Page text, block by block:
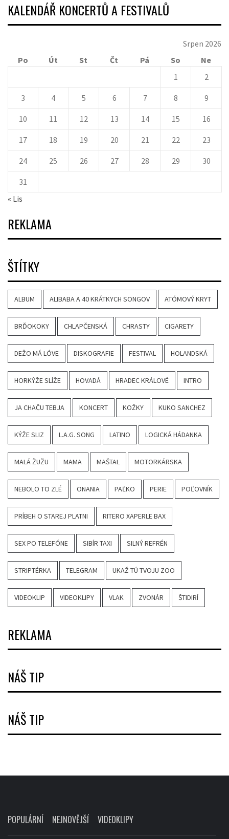
KALENDÁŘ KONCERTŮ A FESTIVALŮ
Srpen 2026
Po
Út St Čt Pá So
Ne
1
2
3 4 5 6 7 8 9
10 11 12 13 14 15 16
17 18 19 20 21 22 23
24 25 26 27 28 29 30
31
« Lis
REKLAMA
ŠTÍTKY
ALBUM ALIBABA A 40 KRÁTKYCH SONGOV ATÓMOVÝ KRYT
BRĎOKOKY CHLAPČENSKÁ CHRASTY CIGARETY
DEŽO MÁ LÓVE DISKOGRAFIE FESTIVAL HOLANDSKÁ
HORKÝŽE SLÍŽE HOVADÁ HRADEC KRÁLOVÉ INTRO
JA CHAČU TEBJA KONCERT KOŽKY KUKO SANCHEZ
KÝŽE SLIZ L.A.G. SONG LATINO LOGICKÁ HÁDANKA
MALÁ ŽUŽU MAMA MAŠTAL MOTORKÁRSKA
NEBOLO TO ZLÉ ONANIA PAĽKO PERIE POĽOVNÍK
PRÍBEH O STAREJ PLATNI RITERO XAPERLE BAX
SEX PO TELEFÓNE SIBÍR TAXI SILNÝ REFRÉN
STRIPTÉRKA TELEGRAM UKAŽ TÚ TVOJU ZOO
VIDEOKLIP VIDEOKLIPY VLAK ZVONÁR ŠTIDIRÍ
REKLAMA
NÁŠ TIP
NÁŠ TIP
POPULÁRNÍ NEJNOVĚJŠÍ VIDEOKLIPY